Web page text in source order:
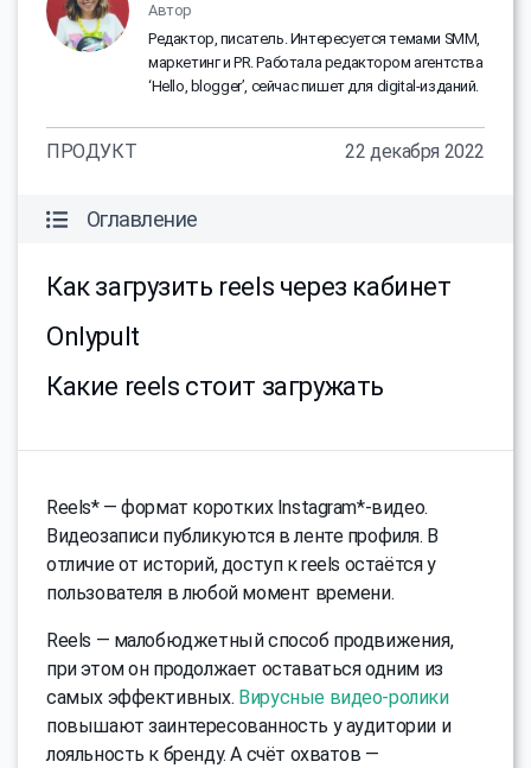
Автор
Редактор, писатель. Интересуется темами SMM,
маркетинг и PR. Работала редактором агентства
‘Hello, blogger’, сейчас пишет для digital-изданий.
ПРОДУКТ 22 декабря 2022
Оглавление
Как загрузить reels через кабинет
Onlypult
Какие reels стоит загружать
Reels* — формат коротких Instagram*-видео.
Видеозаписи публикуются в ленте профиля. В
отличие от историй, доступ к reels остаётся у
пользователя в любой момент времени.
Reels — малобюджетный способ продвижения,
при этом он продолжает оставаться одним из
самых эффективных. Вирусные видео-ролики
повышают заинтересованность у аудитории и
лояльность к бренду. А счёт охватов —